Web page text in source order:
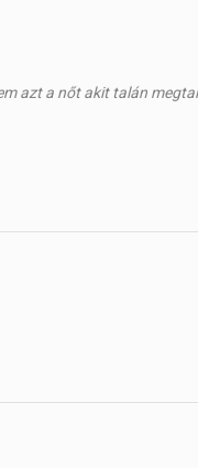
azt a nőt akit talán